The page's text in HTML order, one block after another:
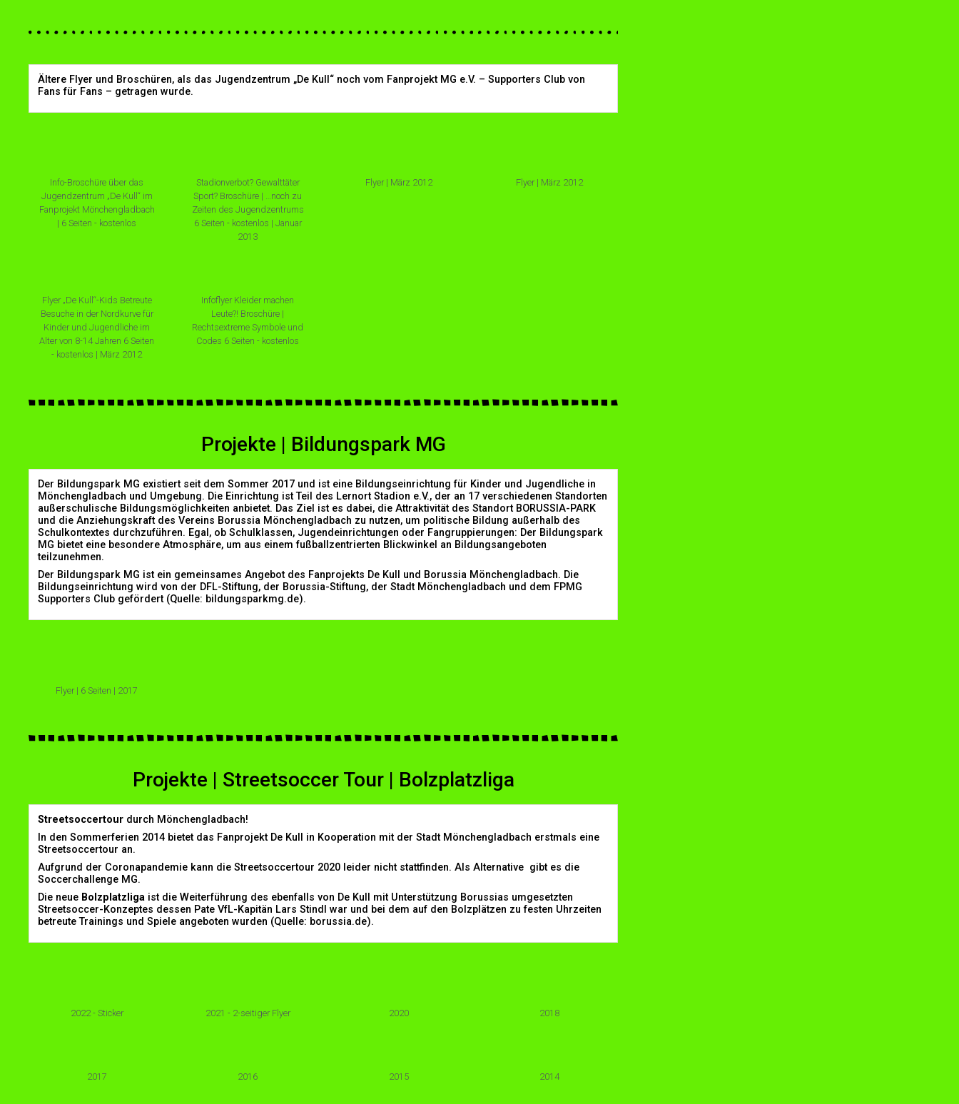
Ältere Flyer und Broschüren, als das Jugendzentrum „De Kull“ noch vom Fanprojekt MG e.V. – Supporters Club von
Fans für Fans – getragen wurde.
Info-Broschüre über das
Jugendzentrum „De Kull“ im
Fanprojekt Mönchengladbach
| 6 Seiten - kostenlos
Stadionverbot? Gewalttäter
Sport? Broschüre | …noch zu
Zeiten des Jugendzentrums
6 Seiten - kostenlos | Januar
2013
Flyer | März 2012 Flyer | März 2012
Flyer „De Kull“-Kids Betreute
Besuche in der Nordkurve für
Kinder und Jugendliche im
Alter von 8-14 Jahren 6 Seiten
- kostenlos | März 2012
Infoflyer Kleider machen
Leute?! Broschüre |
Rechtsextreme Symbole und
Codes 6 Seiten - kostenlos
Projekte | Bildungspark MG
Der Bildungspark MG existiert seit dem Sommer 2017 und ist eine Bildungseinrichtung für Kinder und Jugendliche in
Mönchengladbach und Umgebung. Die Einrichtung ist Teil des Lernort Stadion e.V., der an 17 verschiedenen Standorten
außerschulische Bildungsmöglichkeiten anbietet. Das Ziel ist es dabei, die Attraktivität des Standort BORUSSIA-PARK
und die Anziehungskraft des Vereins Borussia Mönchengladbach zu nutzen, um politische Bildung außerhalb des
Schulkontextes durchzuführen. Egal, ob Schulklassen, Jugendeinrichtungen oder Fangruppierungen: Der Bildungspark
MG bietet eine besondere Atmosphäre, um aus einem fußballzentrierten Blickwinkel an Bildungsangeboten
teilzunehmen.
Der Bildungspark MG ist ein gemeinsames Angebot des Fanprojekts De Kull und Borussia Mönchengladbach. Die
Bildungseinrichtung wird von der DFL-Stiftung, der Borussia-Stiftung, der Stadt Mönchengladbach und dem FPMG
Supporters Club gefördert (Quelle: bildungsparkmg.de).
Flyer | 6 Seiten | 2017
Projekte | Streetsoccer Tour | Bolzplatzliga
Streetsoccertour durch Mönchengladbach!
In den Sommerferien 2014 bietet das Fanprojekt De Kull in Kooperation mit der Stadt Mönchengladbach erstmals eine
Streetsoccertour an.
Aufgrund der Coronapandemie kann die Streetsoccertour 2020 leider nicht stattfinden. Als Alternative gibt es die
Soccerchallenge MG.
Die neue Bolzplatzliga ist die Weiterführung des ebenfalls von De Kull mit Unterstützung Borussias umgesetzten
Streetsoccer-Konzeptes dessen Pate VfL-Kapitän Lars Stindl war und bei dem auf den Bolzplätzen zu festen Uhrzeiten
betreute Trainings und Spiele angeboten wurden (Quelle: borussia.de).
2022 - Sticker 2021 - 2-seitiger Flyer 2020 2018
2017 2016 2015 2014